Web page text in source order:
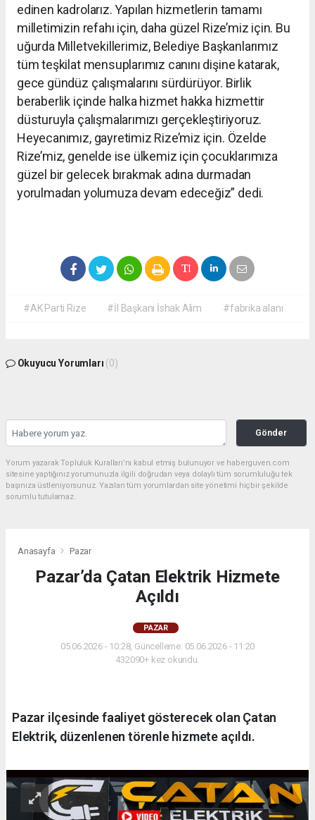
edinen kadrolarız. Yapılan hizmetlerin tamamı
milletimizin refahı için, daha güzel Rize’miz için. Bu
uğurda Milletvekillerimiz, Belediye Başkanlarımız
tüm teşkilat mensuplarımız canını dişine katarak,
gece gündüz çalışmalarını sürdürüyor. Birlik
beraberlik içinde halka hizmet hakka hizmettir
düsturuyla çalışmalarımızı gerçekleştiriyoruz.
Heyecanımız, gayretimiz Rize’miz için. Özelde
Rize’miz, genelde ise ülkemiz için çocuklarımıza
güzel bir gelecek bırakmak adına durmadan
yorulmadan yolumuza devam edeceğiz” dedi.
#AK Parti Rize #İl Başkanı İshak Alim #fabrika alanı
Okuyucu Yorumları (0)
Gönder
Yorum yazarak Topluluk Kuralları’nı kabul etmiş bulunuyor ve haberguven.com
sitesine yaptığınız yorumunuzla ilgili doğrudan veya dolaylı tüm sorumluluğu tek
başınıza üstleniyorsunuz. Yazılan tüm yorumlardan site yönetimi hiçbir şekilde
sorumlu tutulamaz.
Anasayfa Pazar
Pazar’da Çatan Elektrik Hizmete
Açıldı
PAZAR
05.06.2026 - 10:28, Güncelleme: 05.06.2026 - 11:20
432090+ kez okundu.
Pazar ilçesinde faaliyet gösterecek olan Çatan
Elektrik, düzenlenen törenle hizmete açıldı.